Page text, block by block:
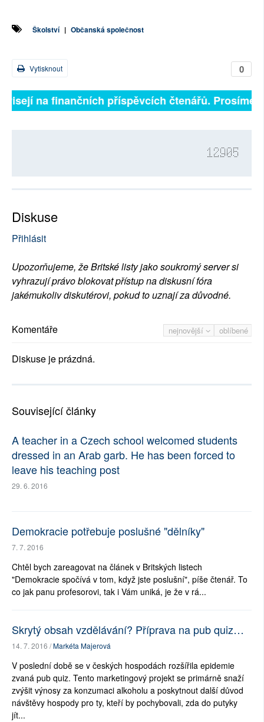
Školství | Občanská společnost
0
Vytisknout
na finančních příspěvcích čtenářů. Prosíme,
12905
Diskuse
Přihlásit
Upozorňujeme, že Britské listy jako soukromý server si
vyhrazují právo blokovat přístup na diskusní fóra
jakémukoliv diskutérovi, pokud to uznají za důvodné.
nejnovější oblíbené
Komentáře
Diskuse je prázdná.
Související články
A teacher in a Czech school welcomed students
dressed in an Arab garb. He has been forced to
leave his teaching post
29. 6. 2016
Demokracie potřebuje poslušné "dělníky"
7. 7. 2016
Chtěl bych zareagovat na článek v Britských listech
"Demokracie spočívá v tom, když jste poslušní", píše čtenář. To
co jak panu profesorovi, tak i Vám uniká, je že v rá...
Skrytý obsah vzdělávání? Příprava na pub quiz…
14. 7. 2016 /Markéta Majerová
V poslední době se v českých hospodách rozšířila epidemie
zvaná pub quiz. Tento marketingový projekt se primárně snaží
zvýšit výnosy za konzumaci alkoholu a poskytnout další důvod
návštěvy hospody pro ty, kteří by pochybovali, zda do putyky
jít...